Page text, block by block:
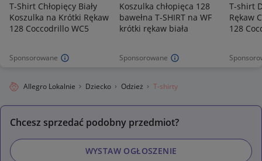
Sponsorowane
T-Shirt Chłopięcy Biały
Koszulka na Krótki Rękaw
128 Coccodrillo WC5
Sponsorowane
Koszulka chłopięca 128
bawełna T-SHIRT na WF
krótki rękaw biała
T-shirt
Rękaw
128
Allegro Lokalnie Dziecko Odzież T-shirty
Chcesz sprzedać podobny przedmiot?
WYSTAW OGŁOSZENIE